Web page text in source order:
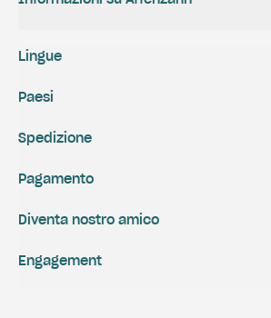
Spedizione
Pagamento
Engagement
Diventa nostro amico
Lingue
Paesi